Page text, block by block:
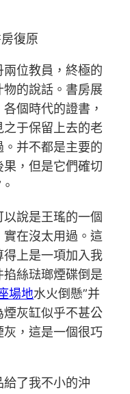
復原
位教員，終極的
的說話。書房展
個時代的證書，
于保留上去的老
并不都是主要的
，但是它們確切
說是王瑤的一個
在沒太用過。這
上是一項加入我
絲琺瑯煙碟倒是
場地水火倒懸”并
灰缸似乎不甚公
，這是一個很巧
了我不小的沖